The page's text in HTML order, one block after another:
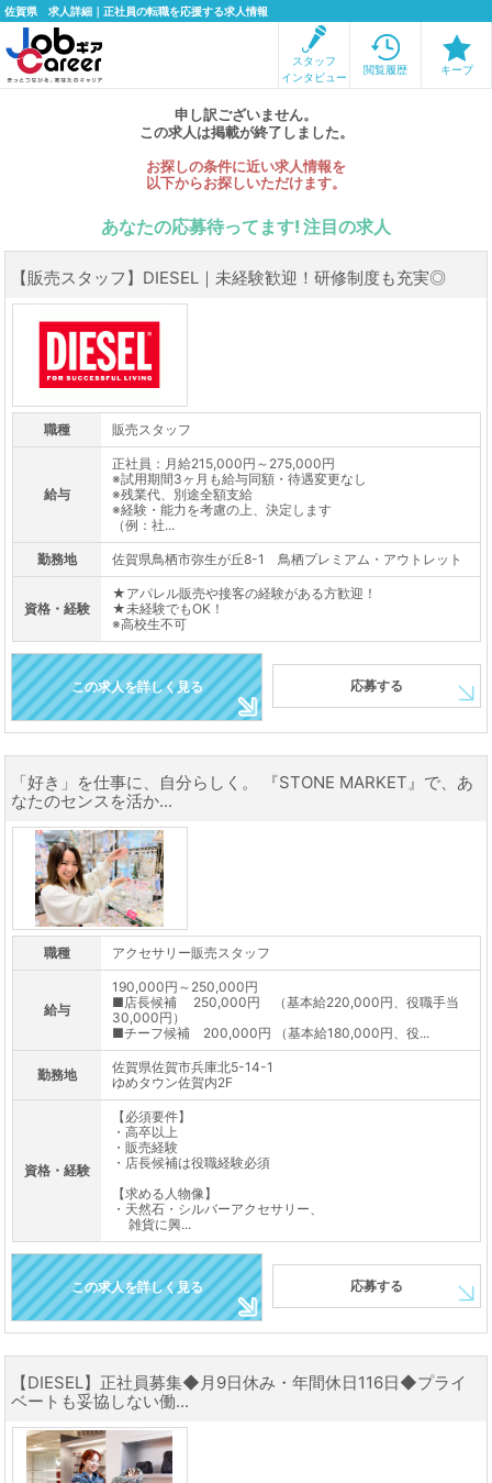
佐賀県 求人詳細｜正社員の転職を応援する求人情報
スタッフ
インタビュー
閲覧履歴 キープ
申し訳ございません。
この求人は掲載が終了しました。
お探しの条件に近い求人情報を
以下からお探しいただけます。
あなたの応募待ってます! 注目の求人
【販売スタッフ】DIESEL｜未経験歓迎！研修制度も充実◎
職種 販売スタッフ
給与
正社員：月給215,000円～275,000円
※試用期間3ヶ月も給与同額・待遇変更なし
※残業代、別途全額支給
※経験・能力を考慮の上、決定します
（例：社...
勤務地 佐賀県鳥栖市弥生が丘8-1 鳥栖プレミアム・アウトレット
資格・経験
★アパレル販売や接客の経験がある方歓迎！
★未経験でもOK！
※高校生不可
この求人を詳しく見る 応募する
「好き」を仕事に、自分らしく。 『STONE MARKET』で、あ
なたのセンスを活か...
職種 アクセサリー販売スタッフ
給与
190,000円～250,000円
■店長候補 250,000円 （基本給220,000円、役職手当
30,000円）
■チーフ候補 200,000円 （基本給180,000円、役...
勤務地
佐賀県佐賀市兵庫北5-14-1
ゆめタウン佐賀内2F
資格・経験
【必須要件】
・高卒以上
・販売経験
・店長候補は役職経験必須
【求める人物像】
・天然石・シルバーアクセサリー、
雑貨に興...
この求人を詳しく見る 応募する
【DIESEL】正社員募集◆月9日休み・年間休日116日◆プライ
ベートも妥協しない働...